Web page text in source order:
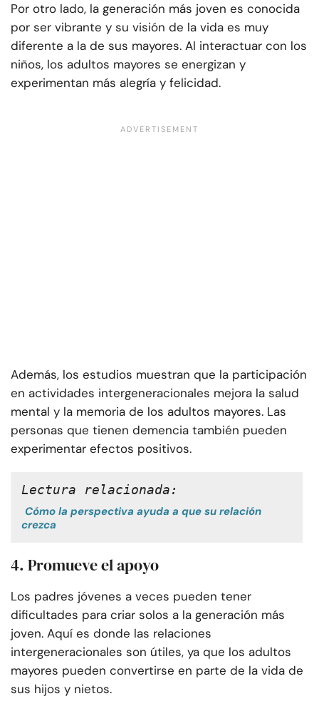
Por otro lado, la generación más joven es conocida
por ser vibrante y su visión de la vida es muy
diferente a la de sus mayores. Al interactuar con los
niños, los adultos mayores se energizan y
experimentan más alegría y felicidad.
Además, los estudios muestran que la participación
en actividades intergeneracionales mejora la salud
mental y la memoria de los adultos mayores. Las
personas que tienen demencia también pueden
experimentar efectos positivos.
Lectura relacionada:
Cómo la perspectiva ayuda a que su relación
crezca
4. Promueve el apoyo
Los padres jóvenes a veces pueden tener
dificultades para criar solos a la generación más
joven. Aquí es donde las relaciones
intergeneracionales son útiles, ya que los adultos
mayores pueden convertirse en parte de la vida de
sus hijos y nietos.